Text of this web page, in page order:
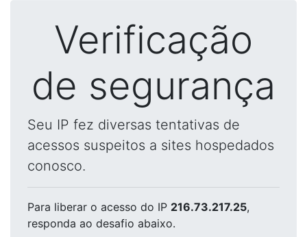
Verificação
de segurança
Seu IP fez diversas tentativas de
acessos suspeitos a sites hospedados
conosco.
Para liberar o acesso do IP 216.73.217.25,
responda ao desafio abaixo.